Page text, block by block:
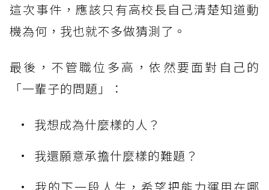
這次事件，應該只有高校長自己清楚知道動
機為何，我也就不多做猜測了。
最後，不管職位多高，依然要面對自己的
「一輩子的問題」：
我想成為什麼樣的人？
我還願意承擔什麼樣的難題？